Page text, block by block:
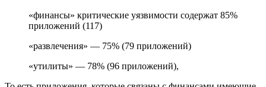
«финансы» критические уязвимости содержат 85%
приложений (117)
«развлечения» — 75% (79 приложений)
«утилиты» — 78% (96 приложений),